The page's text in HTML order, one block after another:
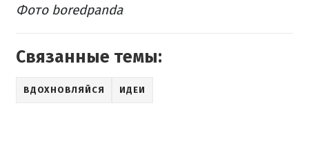
Фото boredpanda
Связанные темы:
ВДОХНОВЛЯЙСЯ ИДЕИ